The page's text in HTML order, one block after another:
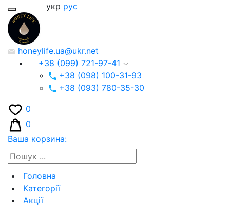
укр рус
honeylife.ua@ukr.net
+38 (099) 721-97-41
+38 (098) 100-31-93
+38 (093) 780-35-30
0
0
Ваша корзина:
Головна
Категорії
Акції